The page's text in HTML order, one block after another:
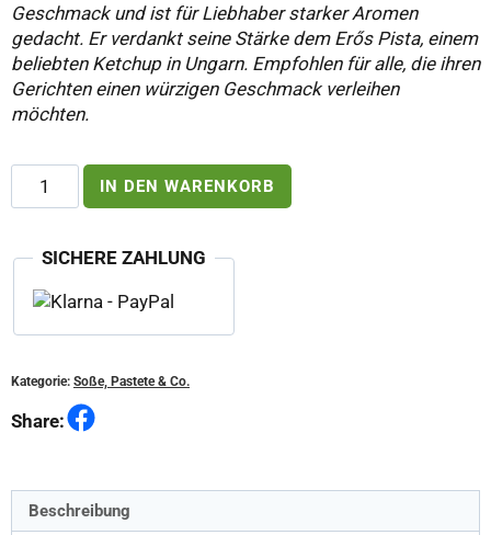
Geschmack und ist für Liebhaber starker Aromen
gedacht. Er verdankt seine Stärke dem Erős Pista, einem
beliebten Ketchup in Ungarn. Empfohlen für alle, die ihren
Gerichten einen würzigen Geschmack verleihen
möchten.
Univer
Ketchup
Starke
scharf
IN DEN WARENKORB
SICHERE ZAHLUNG
Kategorie: Soße, Pastete & Co.
Share:
Beschreibung